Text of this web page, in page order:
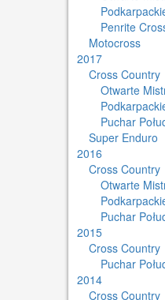
Penrite
Motocross
2017
Cross Country
Otwarte
Puchar
Super Enduro
2016
Cross Country
Otwarte
Puchar
2015
Cross Country
Puchar
2014
Cross Country